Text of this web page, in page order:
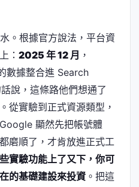
。根據官方說法，平台資
： 2025 年 12 月 ，
數據整合進 Search
話說，這條路他們想通了
從實驗到正式資源類型，
顯然先把帳號體
磨順了，才肯放進正式工
實驗功能上了又下，你可
的基礎建設來投資。把這